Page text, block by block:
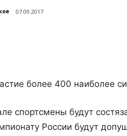
07.09.2017
более 400 наиболее
спортсмены будут
России будут